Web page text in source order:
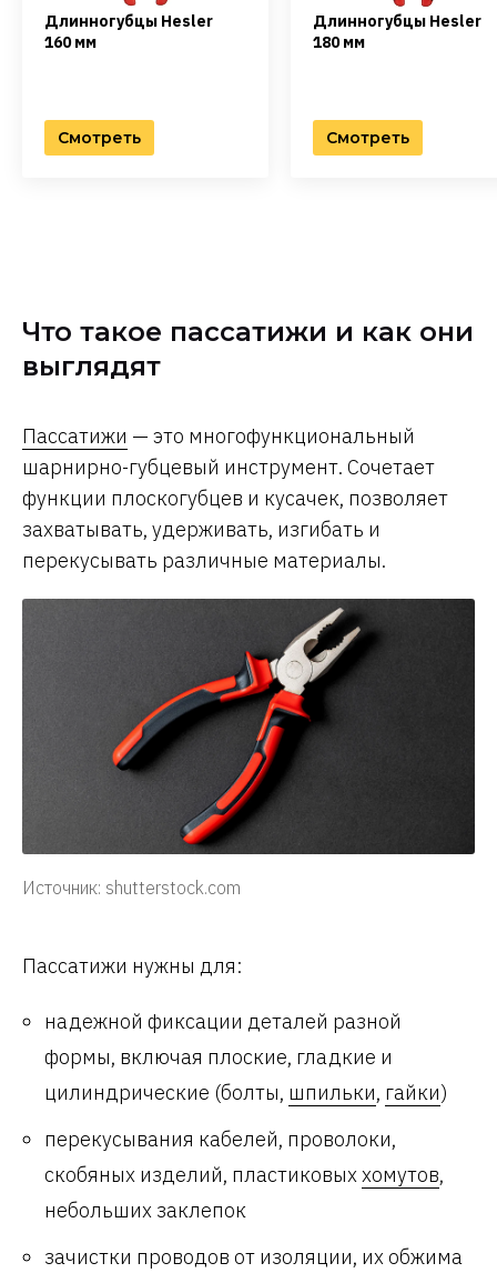
Длинногубцы Hesler
160 мм
Смотреть
Длинногубцы Hesler
180 мм
Смотреть
Что такое пассатижи и как они
выглядят
Пассатижи — это многофункциональный
шарнирно-губцевый инструмент. Сочетает
функции плоскогубцев и кусачек, позволяет
захватывать, удерживать, изгибать и
перекусывать различные материалы.
Источник: shutterstock.com
Пассатижи нужны для:
надежной фиксации деталей разной
формы, включая плоские, гладкие и
цилиндрические (болты, шпильки, гайки)
перекусывания кабелей, проволоки,
скобяных изделий, пластиковых хомутов,
небольших заклепок
зачистки проводов от изоляции, их обжима